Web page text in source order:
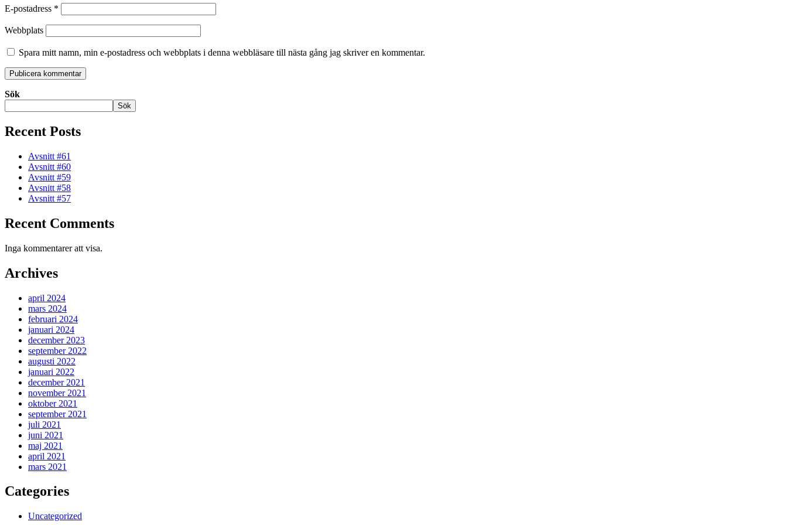
E-postadress *
Webbplats
Spara mitt namn, min e-postadress och webbplats i denna webbläsare till nästa gång jag skriver en kommentar.
Sök
Sök
Recent Posts
Avsnitt #61
Avsnitt #60
Avsnitt #59
Avsnitt #58
Avsnitt #57
Recent Comments
Inga kommentarer att visa.
Archives
april 2024
mars 2024
februari 2024
januari 2024
december 2023
september 2022
augusti 2022
januari 2022
december 2021
november 2021
oktober 2021
september 2021
juli 2021
juni 2021
maj 2021
april 2021
mars 2021
Categories
Uncategorized